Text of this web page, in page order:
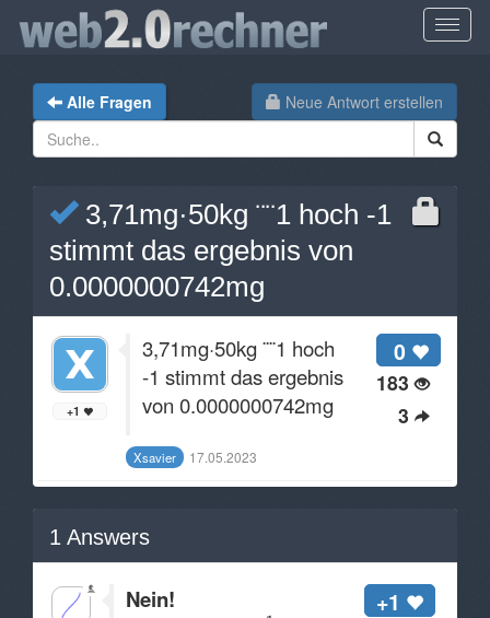
Neue Antwort erstellen
Alle Fragen
3,71mg·50kg ¨¨1 hoch -1
stimmt das ergebnis von
0.0000000742mg
0
183
3
+1
3,71mg·50kg ¨¨1 hoch
-1 stimmt das ergebnis
von 0.0000000742mg
Xsavier 17.05.2023
1 Answers
+1
Nein!